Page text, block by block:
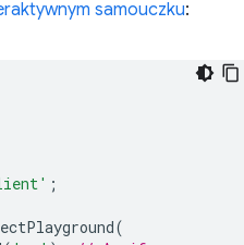
samouczku:
;
(